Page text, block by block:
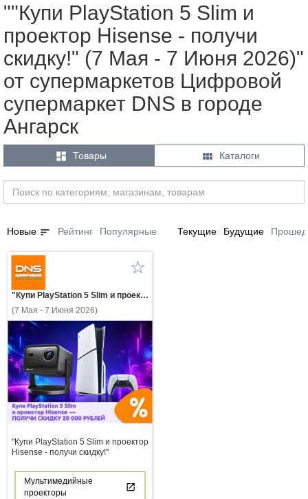
""Купи PlayStation 5 Slim и
проектор Hisense - получи
скидку!" (7 Мая - 7 Июня 2026)"
от супермаркетов Цифровой
супермаркет DNS в городе
Ангарск
 Товары  Каталоги
Новые sort Рейтинг Популярные Текущие Будущие
"Купи PlayStation 5 Slim и проектор Hisense - получи скидку!"
(7 Мая - 7 Июня 2026)
"Купи PlayStation 5 Slim и проектор
Hisense - получи скидку!"
Мультимедийные
проекторы